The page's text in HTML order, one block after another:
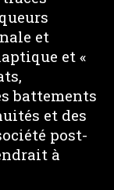
et
et «
battements
et des
post-
à